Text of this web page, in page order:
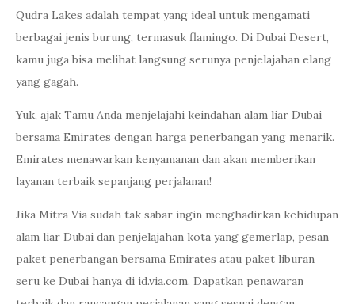
Qudra Lakes adalah tempat yang ideal untuk mengamati
berbagai jenis burung, termasuk flamingo. Di Dubai Desert,
kamu juga bisa melihat langsung serunya penjelajahan elang
yang gagah.
Yuk, ajak Tamu Anda menjelajahi keindahan alam liar Dubai
bersama Emirates dengan harga penerbangan yang menarik.
Emirates menawarkan kenyamanan dan akan memberikan
layanan terbaik sepanjang perjalanan!
Jika Mitra Via sudah tak sabar ingin menghadirkan kehidupan
alam liar Dubai dan penjelajahan kota yang gemerlap, pesan
paket penerbangan bersama Emirates atau paket liburan
seru ke Dubai hanya di id.via.com. Dapatkan penawaran